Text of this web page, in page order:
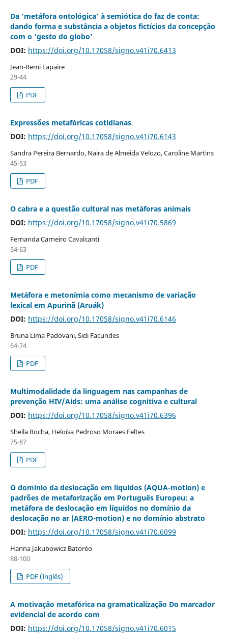
Da ‘metáfora ontológica’ à semiótica do faz de conta:
dando forma e substância a objetos fictícios da concepção
com o ‘gesto do globo’
DOI: https://doi.org/10.17058/signo.v41i70.6413
Jean-Remi Lapaire
29-44
PDF
Expressões metafóricas cotidianas
DOI: https://doi.org/10.17058/signo.v41i70.6143
Sandra Pereira Bernardo, Naira de Almeida Velozo, Caroline Martins
45-53
PDF
O cabra e a questão cultural nas metáforas animais
DOI: https://doi.org/10.17058/signo.v41i70.5869
Fernanda Carneiro Cavalcanti
54-63
PDF
Metáfora e metonímia como mecanismo de variação
lexical em Apurinã (Aruák)
DOI: https://doi.org/10.17058/signo.v41i70.6146
Bruna Lima Padovani, Sidi Facundes
64-74
PDF
Multimodalidade da linguagem nas campanhas de
prevenção HIV/Aids: uma análise cognitiva e cultural
DOI: https://doi.org/10.17058/signo.v41i70.6396
Sheila Rocha, Heloísa Pedroso Moraes Feltes
75-87
PDF
O domínio da deslocação em líquidos (AQUA-motion) e
padrões de metaforização em Português Europeu: a
metáfora de deslocação em líquidos no domínio da
deslocação no ar (AERO-motion) e no domínio abstrato
DOI: https://doi.org/10.17058/signo.v41i70.6099
Hanna Jakubowicz Batoréo
88-100
PDF (Inglês)
A motivação metafórica na gramaticalização Do marcador
evidencial de acordo com
DOI: https://doi.org/10.17058/signo.v41i70.6015